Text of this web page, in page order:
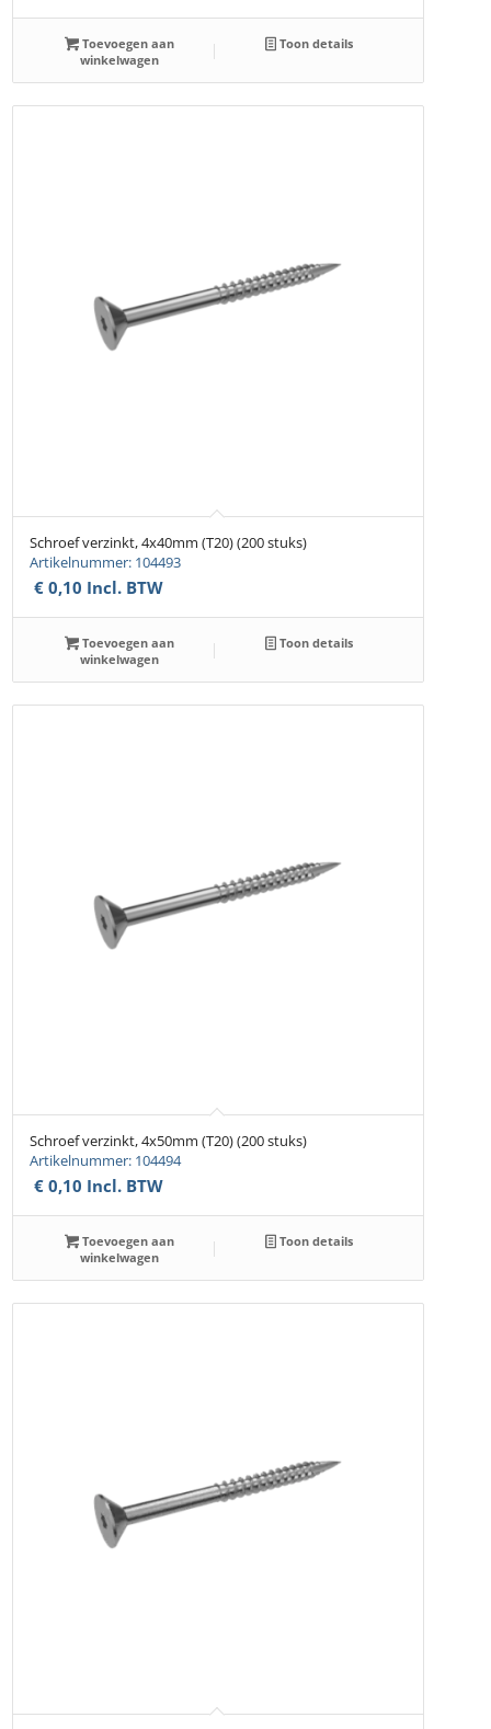
Toevoegen aan
winkelwagen
Toon details
Schroef verzinkt, 4x40mm (T20) (200 stuks)
Artikelnummer: 104493
€ 0,10 Incl. BTW
Toevoegen aan
winkelwagen
Toon details
Schroef verzinkt, 4x50mm (T20) (200 stuks)
Artikelnummer: 104494
€ 0,10 Incl. BTW
Toevoegen aan
winkelwagen
Toon details